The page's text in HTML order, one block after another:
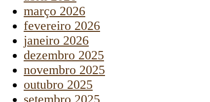
março 2026
fevereiro 2026
janeiro 2026
dezembro 2025
novembro 2025
outubro 2025